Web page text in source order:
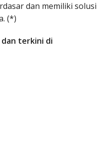
dan memiliki solusi
(*)
terkini di